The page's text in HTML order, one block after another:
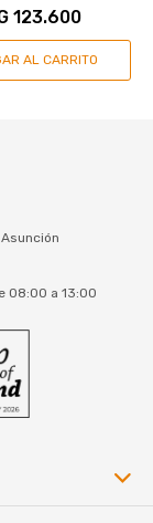
123.600
08:00 a 13:00